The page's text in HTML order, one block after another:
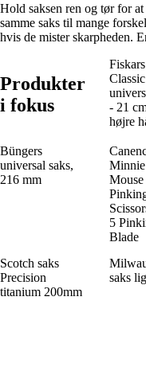
Hold saksen ren og tør for
samme saks til mange
hvis de mister skarpheden.
Produkter
i fokus
Fiskars
Classic
- 21
højre
Büngers
universal saks,
216 mm
Minnie
Mouse
5
Blade
Scotch saks
Precision
titanium 200mm
saks